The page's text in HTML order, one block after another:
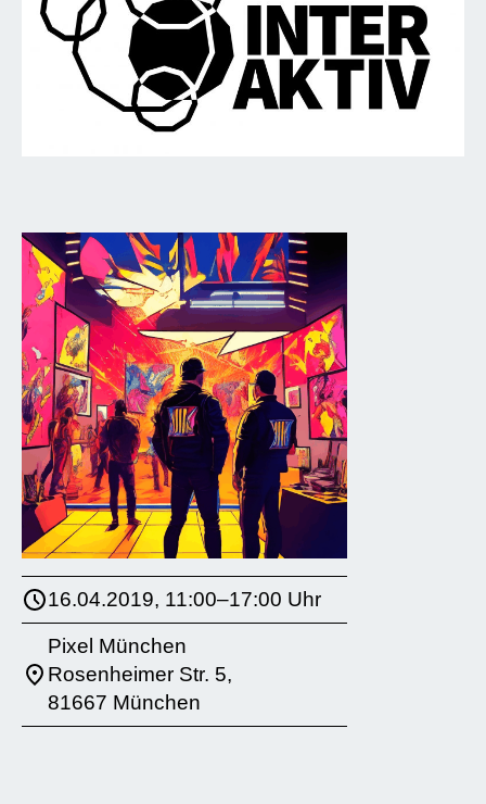
16.04.2019, 11:00–17:00 Uhr
Pixel München
Rosenheimer Str. 5,
81667 München